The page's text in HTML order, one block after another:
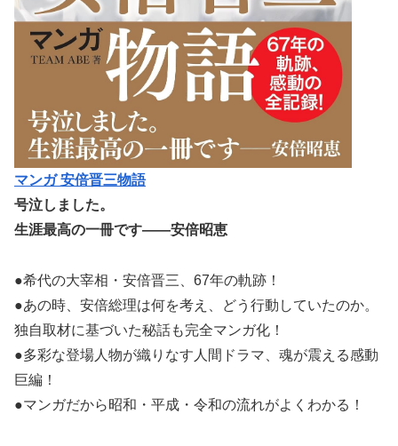
マンガ 安倍晋三物語
号泣しました。
生涯最高の一冊です――安倍昭恵
●希代の大宰相・安倍晋三、67年の軌跡！
●あの時、安倍総理は何を考え、どう行動していたのか。
独自取材に基づいた秘話も完全マンガ化！
●多彩な登場人物が織りなす人間ドラマ、魂が震える感動
巨編！
●マンガだから昭和・平成・令和の流れがよくわかる！